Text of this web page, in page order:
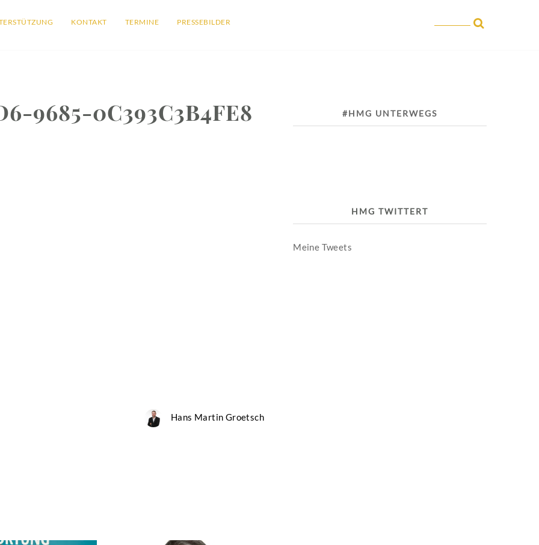
KONTAKT TERMINE PRESSEBILDER
9685-0C393C3B4FE8
Hans Martin Groetsch
#HMG UNTERWEGS
HMG TWITTERT
Meine Tweets